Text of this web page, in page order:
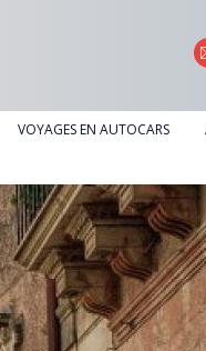
VOYAGES EN AUTOCARS